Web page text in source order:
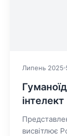
Липень 2025
інтелект
висвітлює